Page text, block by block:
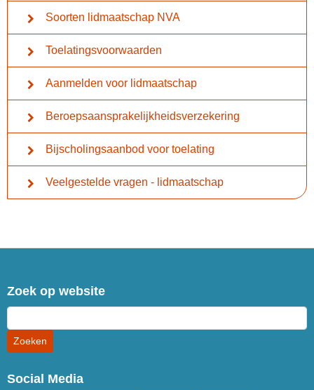
Soorten lidmaatschap NVA
Toelatingsvoorwaarden
Aanmelden voor lidmaatschap
Beroepsaansprakelijkheidsverzekering
Bijscholingsaanbod voor toelating
Veelgestelde vragen - lidmaatschap
Zoek op website
Social Media